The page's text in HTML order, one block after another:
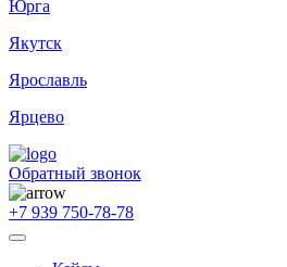
Юрга
Якутск
Ярославль
Ярцево
Обратный звонок
+7 939 750-78-78